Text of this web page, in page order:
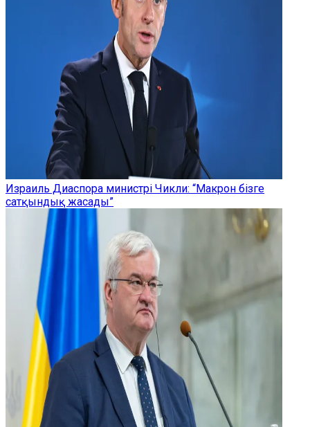
Израиль Диаспора министрі Чикли: “Макрон бізге
сатқындық жасады”